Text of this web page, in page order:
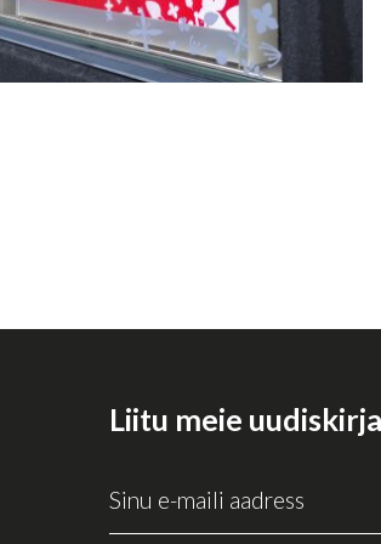
Liitu meie